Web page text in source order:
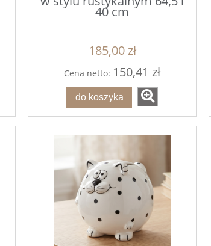
40 cm
185,00 zł
Cena netto: 150,41 zł
do koszyka